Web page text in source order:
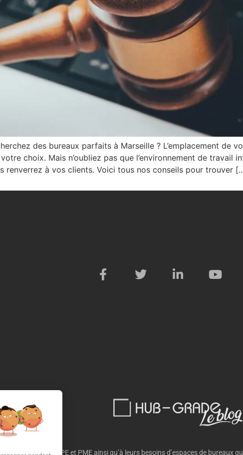
des bureaux parfaits à Marseille ? L’emplacement de
choix. Mais n’oubliez pas que l’environnement de
renverrez à vos clients. Voici tous nos conseils pour trouver
aux startups, TPE et PME ainsi qu’à leurs besoins d’espaces de bureaux